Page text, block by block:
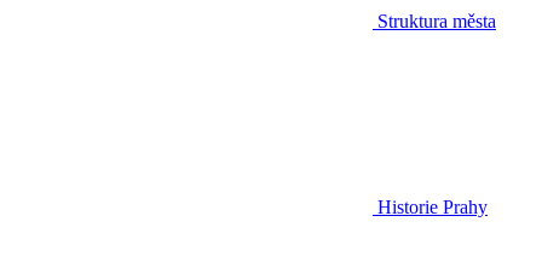
Struktura města
Historie Prahy